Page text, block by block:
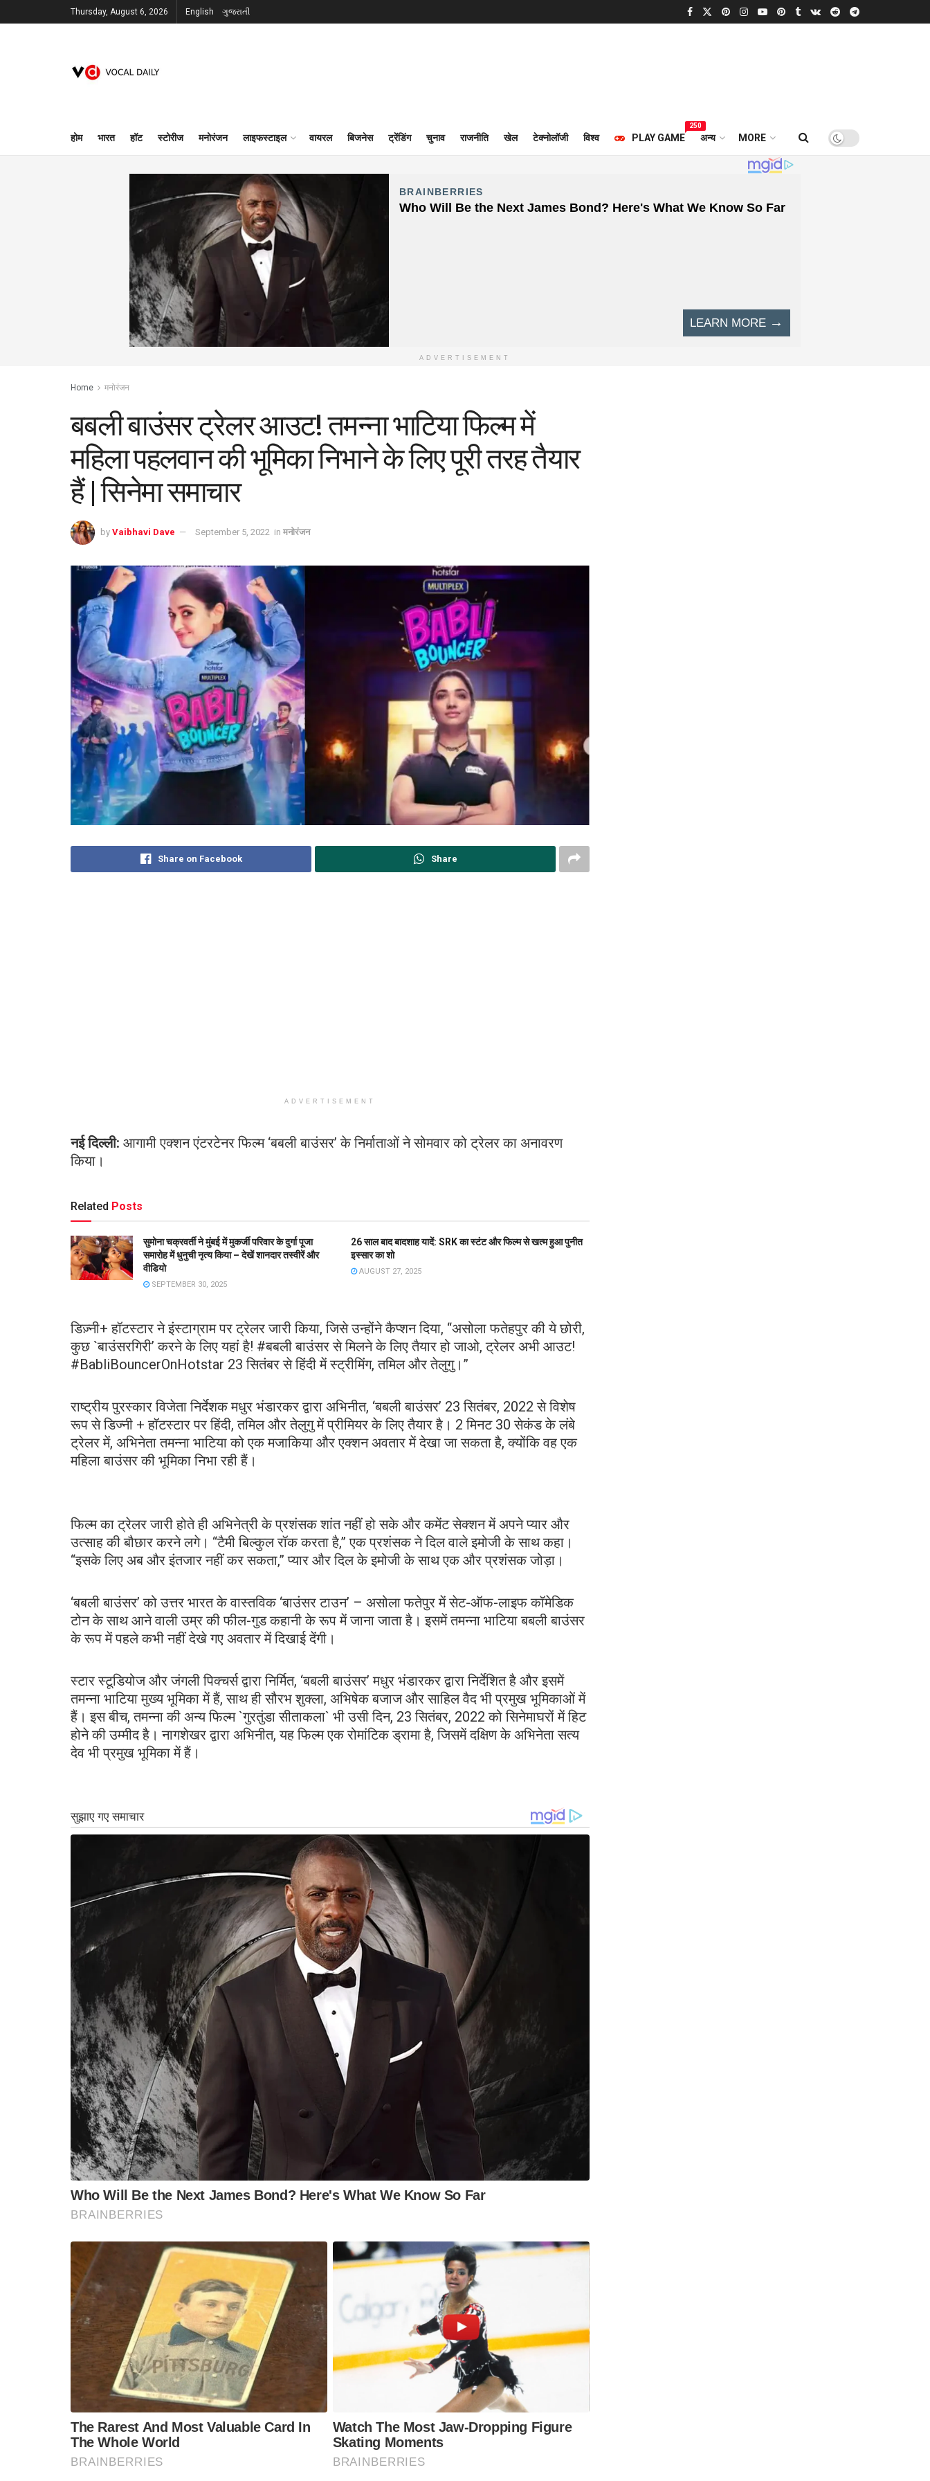
Thursday, August 6, 2026 English ગુજરાતી
होम भारत हॉट स्टोरीज मनोरंजन लाइफस्टाइल वायरल बिजनेस ट्रेंडिंग चुनाव राजनीति खेल टेक्नोलॉजी विश्व PLAY GAME
250
अन्य MORE
ADVERTISEMENT
Home मनोरंजन
बबली बाउंसर ट्रेलर आउट! तमन्ना भाटिया फिल्म में
महिला पहलवान की भूमिका निभाने के लिए पूरी तरह तैयार
हैं | सिनेमा समाचार
by Vaibhavi Dave September 5, 2022 in मनोरंजन
Share on Facebook Share
ADVERTISEMENT
नई दिल्ली: आगामी एक्शन एंटरटेनर फिल्म ‘बबली बाउंसर’ के निर्माताओं ने सोमवार को ट्रेलर का अनावरण
किया।
Related Posts
सुमोना चक्रवर्ती ने मुंबई में मुकर्जी परिवार के दुर्गा पूजा
समारोह में धुनुची नृत्य किया – देखें शानदार तस्वीरें और
वीडियो
SEPTEMBER 30, 2025
26 साल बाद बादशाह यादें: SRK का स्टंट और फिल्म से खत्म हुआ पुनीत
इस्सार का शो
AUGUST 27, 2025
डिज़्नी+ हॉटस्टार ने इंस्टाग्राम पर ट्रेलर जारी किया, जिसे उन्होंने कैप्शन दिया, “असोला फतेहपुर की ये छोरी,
कुछ `बाउंसरगिरी’ करने के लिए यहां है! #बबली बाउंसर से मिलने के लिए तैयार हो जाओ, ट्रेलर अभी आउट!
#BabliBouncerOnHotstar 23 सितंबर से हिंदी में स्ट्रीमिंग, तमिल और तेलुगु।”
राष्ट्रीय पुरस्कार विजेता निर्देशक मधुर भंडारकर द्वारा अभिनीत, ‘बबली बाउंसर’ 23 सितंबर, 2022 से विशेष
रूप से डिज्नी + हॉटस्टार पर हिंदी, तमिल और तेलुगु में प्रीमियर के लिए तैयार है। 2 मिनट 30 सेकंड के लंबे
ट्रेलर में, अभिनेता तमन्ना भाटिया को एक मजाकिया और एक्शन अवतार में देखा जा सकता है, क्योंकि वह एक
महिला बाउंसर की भूमिका निभा रही हैं।
फिल्म का ट्रेलर जारी होते ही अभिनेत्री के प्रशंसक शांत नहीं हो सके और कमेंट सेक्शन में अपने प्यार और
उत्साह की बौछार करने लगे। “टैमी बिल्कुल रॉक करता है,” एक प्रशंसक ने दिल वाले इमोजी के साथ कहा।
“इसके लिए अब और इंतजार नहीं कर सकता,” प्यार और दिल के इमोजी के साथ एक और प्रशंसक जोड़ा।
‘बबली बाउंसर’ को उत्तर भारत के वास्तविक ‘बाउंसर टाउन’ – असोला फतेपुर में सेट-ऑफ-लाइफ कॉमेडिक
टोन के साथ आने वाली उम्र की फील-गुड कहानी के रूप में जाना जाता है। इसमें तमन्ना भाटिया बबली बाउंसर
के रूप में पहले कभी नहीं देखे गए अवतार में दिखाई देंगी।
स्टार स्टूडियोज और जंगली पिक्चर्स द्वारा निर्मित, ‘बबली बाउंसर’ मधुर भंडारकर द्वारा निर्देशित है और इसमें
तमन्ना भाटिया मुख्य भूमिका में हैं, साथ ही सौरभ शुक्ला, अभिषेक बजाज और साहिल वैद भी प्रमुख भूमिकाओं में
हैं। इस बीच, तमन्ना की अन्य फिल्म `गुरतुंडा सीताकला` भी उसी दिन, 23 सितंबर, 2022 को सिनेमाघरों में हिट
होने की उम्मीद है। नागशेखर द्वारा अभिनीत, यह फिल्म एक रोमांटिक ड्रामा है, जिसमें दक्षिण के अभिनेता सत्य
देव भी प्रमुख भूमिका में हैं।